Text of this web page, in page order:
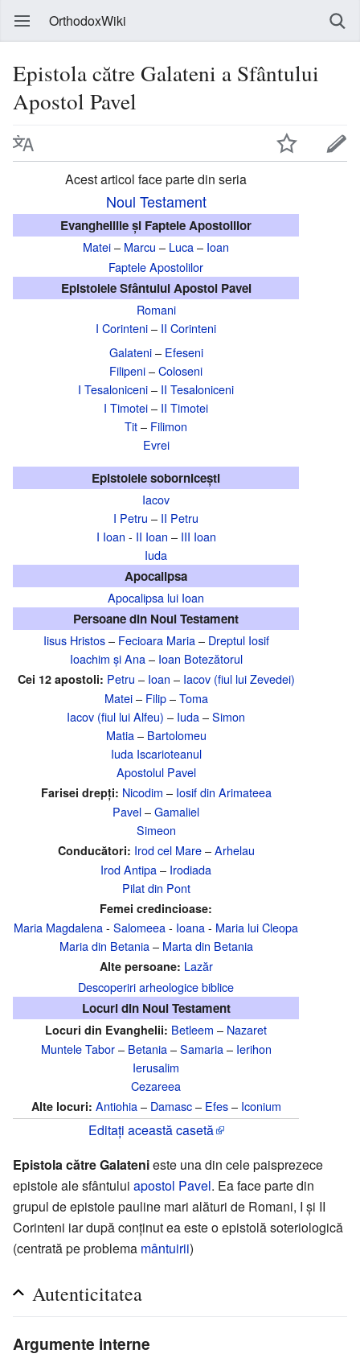
OrthodoxWiki
Epistola către Galateni a Sfântului
Apostol Pavel
Acest articol face parte din seria
Noul Testament
Evangheliile și Faptele Apostolilor
Matei– Marcu – Luca– Ioan
Faptele Apostolilor
Epistolele Sfântului Apostol Pavel
Romani
I Corinteni– II Corinteni
Galateni– Efeseni
Filipeni–Coloseni
I Tesaloniceni– II Tesaloniceni
I Timotei– II Timotei
Tit– Filimon
Evrei
Epistolele sobornicești
Iacov
I Petru – II Petru
I Ioan - II Ioan – III Ioan
Iuda
Apocalipsa
Apocalipsa lui Ioan
Persoane din Noul Testament
Iisus Hristos– Fecioara Maria– Dreptul Iosif
Ioachim și Ana– Ioan Botezătorul
Cei 12 apostoli: Petru – Ioan – Iacov (fiul lui Zevedei)
Matei– Filip–Toma
Iacov (fiul lui Alfeu) – Iuda–Simon
Matia– Bartolomeu
Iuda Iscarioteanul
Apostolul Pavel
Farisei drepți: Nicodim – Iosif din Arimateea
Pavel–Gamaliel
Simeon
Conducători: Irod cel Mare–Arhelau
Irod Antipa– Irodiada
Pilat din Pont
Femei credincioase:
Maria Magdalena- Salomeea- Ioana- Maria lui Cleopa
Maria din Betania– Marta din Betania
Alte persoane: Lazăr
Descoperiri arheologice biblice
Locuri din Noul Testament
Locuri din Evanghelii: Betleem – Nazaret
Muntele Tabor– Betania–Samaria– Ierihon
Ierusalim
Cezareea
Alte locuri: Antiohia– Damasc– Efes– Iconium
Editați această casetă
Epistola către Galatenieste una din cele paisprezece
epistole ale sfântului apostol Pavel. Ea face parte din
grupul de epistole pauline mari alături de Romani, I și II
Corinteni iar după conținut ea este o epistolă soteriologică
(centrată pe problema mântuirii)
Autenticitatea
Argumente interne